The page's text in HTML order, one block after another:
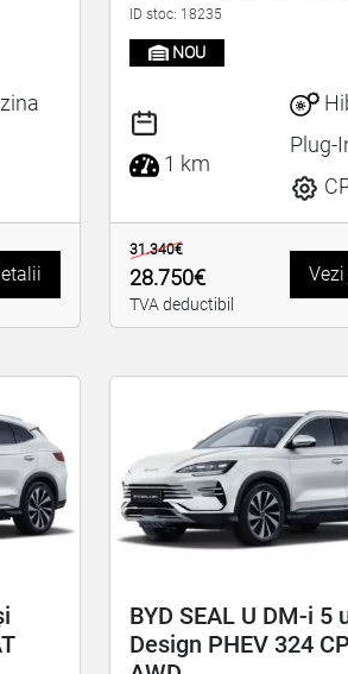
ID stoc: 18235
NOU
1 km
Plug-
31.340€
28.750€
TVA deductibil
BYD SEAL U DM-i 5
Design PHEV 324